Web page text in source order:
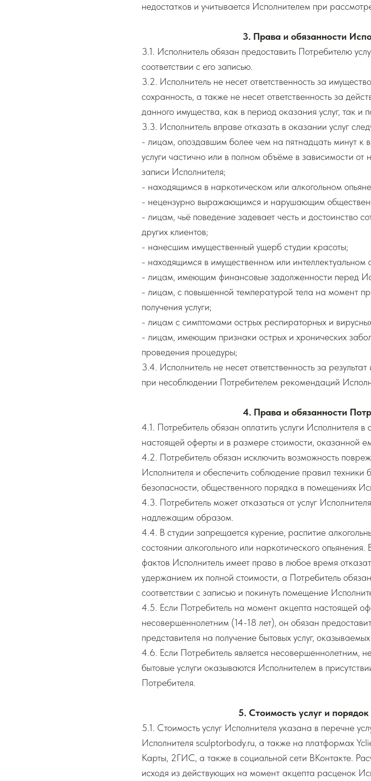
недостатков и учитывается Исполнителем при
3. Права и обязанности
3.1. Исполнитель обязан предоставить Потребителю
соответствии с его записью.
3.2. Исполнитель не несет ответственность за
сохранность, а также не несет ответственность за
данного имущества, как в период оказания услуг, так и
3.3. Исполнитель вправе отказать в оказании услуг
- лицам, опоздавшим более чем на пятнадцать минут к
услуги частично или в полном объёме в зависимости от
записи Исполнителя;
- находящимся в наркотическом или алкогольном
- нецензурно выражающимся и нарушающим
- лицам, чьё поведение задевает честь и достоинство
других клиентов;
- нанесшим имущественный ущерб студии красоты;
- находящимся в имущественном или интеллектуальном
- лицам, имеющим финансовые задолженности перед
- лицам, с повышенной температурой тела на момент
получения услуги;
- лицам с симптомами острых респираторных и
- лицам, имеющим признаки острых и хронических
проведения процедуры;
3.4. Исполнитель не несет ответственность за
при несоблюдении Потребителем рекомендаций
4. Права и обязанности
4.1. Потребитель обязан оплатить услуги Исполнителя в
настоящей оферты и в размере стоимости, оказанной
4.2. Потребитель обязан исключить возможность
Исполнителя и обеспечить соблюдение правил техники
безопасности, общественного порядка в помещениях
4.3. Потребитель может отказаться от услуг
надлежащим образом.
4.4. В студии запрещается курение, распитие
состоянии алкогольного или наркотического
фактов Исполнитель имеет право в любое время
удержанием их полной стоимости, а Потребитель обязан
соответствии с записью и покинуть помещение
4.5. Если Потребитель на момент акцепта настоящей
несовершеннолетним (14-18 лет), он обязан
представителя на получение бытовых услуг,
4.6. Если Потребитель является несовершеннолетним,
бытовые услуги оказываются Исполнителем в
Потребителя.
5. Стоимость услуг и порядок
5.1. Стоимость услуг Исполнителя указана в перечне
Исполнителя sculptorbody.ru, а также на платформах
Карты, 2ГИС, а также в социальной сети ВКонтакте.
исходя из действующих на момент акцепта расценок